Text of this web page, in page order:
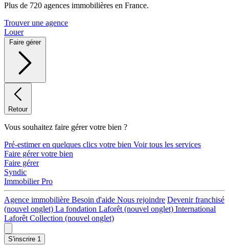
Plus de 720 agences immobilières en France.
Trouver une agence
Louer
Faire gérer
Retour
Vous souhaitez faire gérer votre bien ?
Pré-estimer en quelques clics votre bien Voir tous les services
Faire gérer votre bien
Faire gérer
Syndic
Immobilier Pro
Agence immobilière Besoin d'aide Nous rejoindre Devenir franchisé
(nouvel onglet) La fondation Laforêt (nouvel onglet) International
Laforêt Collection (nouvel onglet)
S'inscrire 1